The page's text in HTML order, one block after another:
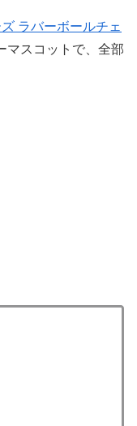
ラバーボールチェ
マスコットで、全部